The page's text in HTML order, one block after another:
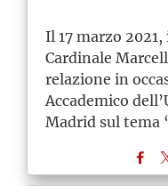
Il 17 marzo
Cardinale
relazione in
Accademico
Madrid sul tema